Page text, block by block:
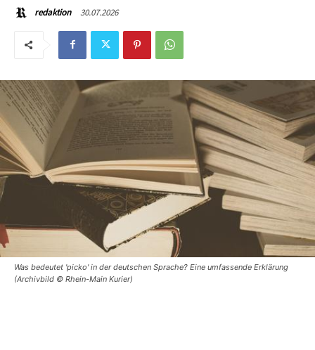
redaktion 30.07.2026
Was bedeutet 'picko' in der deutschen Sprache? Eine umfassende Erklärung
(Archivbild © Rhein-Main Kurier)